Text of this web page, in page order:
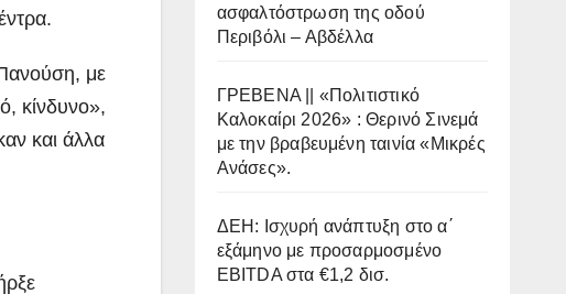
με
κίνδυνο»,
και άλλα
ασφαλτόστρωση της οδού
Περιβόλι – Αβδέλλα
ΓΡΕΒΕΝΑ || «Πολιτιστικό
Καλοκαίρι 2026» : Θερινό Σινεμά
με την βραβευμένη ταινία «Μικρές
Ανάσες».
ΔΕΗ: Ισχυρή ανάπτυξη στο α΄
εξάμηνο με προσαρμοσμένο
EBITDA στα €1,2 δισ.